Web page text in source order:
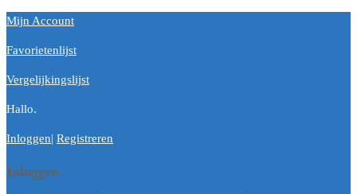
Mijn Account
Favorietenlijst
Vergelijkingslijst
Hallo.
Inloggen| Registreren
Inloggen